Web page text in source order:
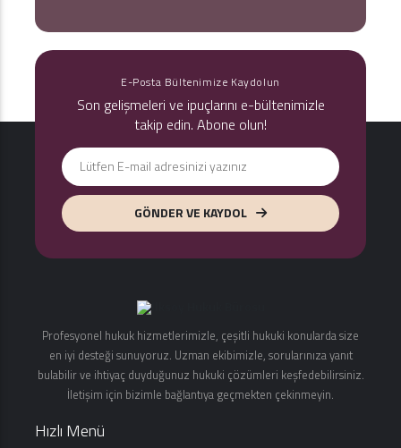
E-Posta Bültenimize Kaydolun
Son gelişmeleri ve ipuçlarını e-bültenimizle
takip edin. Abone olun!
GÖNDER VE KAYDOL
Profesyonel hukuk hizmetlerimizle, çeşitli hukuki konularda size
en iyi desteği sunuyoruz. Uzman ekibimizle, sorularınıza yanıt
bulabilir ve ihtiyaç duyduğunuz hukuki çözümleri keşfedebilirsiniz.
İletişim için bizimle bağlantıya geçmekten çekinmeyin.
Hızlı Menü